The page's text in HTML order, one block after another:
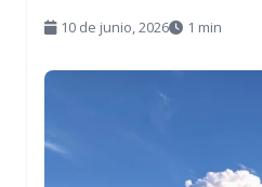
10 de junio, 2026 1 min